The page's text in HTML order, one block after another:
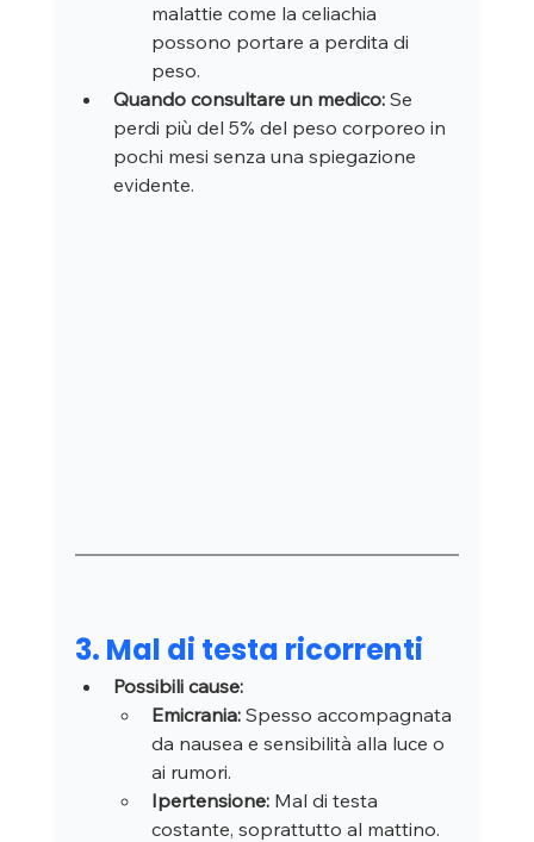
malattie come la celiachia
possono portare a perdita di
peso.
Quando consultare un medico: Se
perdi più del 5% del peso corporeo in
pochi mesi senza una spiegazione
evidente.
3. Mal di testa ricorrenti
Possibili cause:
Emicrania: Spesso accompagnata
da nausea e sensibilità alla luce o
ai rumori.
Ipertensione: Mal di testa
costante, soprattutto al mattino.